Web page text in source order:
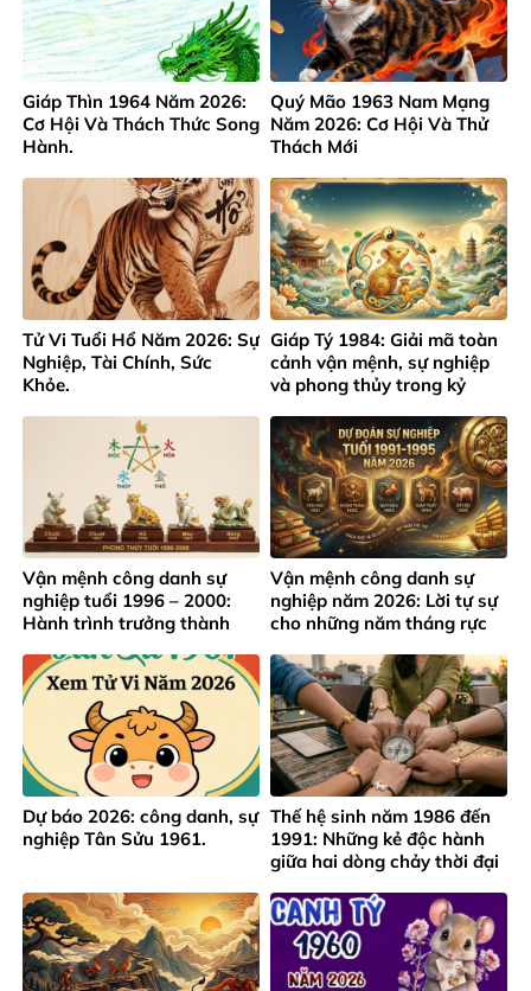
Giáp Thìn 1964 Năm 2026:
Cơ Hội Và Thách Thức Song
Hành.
Quý Mão 1963 Nam Mạng
Năm 2026: Cơ Hội Và Thử
Thách Mới
Tử Vi Tuổi Hổ Năm 2026: Sự
Nghiệp, Tài Chính, Sức
Khỏe.
Giáp Tý 1984: Giải mã toàn
cảnh vận mệnh, sự nghiệp
và phong thủy trong kỷ
Vận mệnh công danh sự
nghiệp tuổi 1996 – 2000:
Hành trình trưởng thành
Vận mệnh công danh sự
nghiệp năm 2026: Lời tự sự
cho những năm tháng rực
Dự báo 2026: công danh, sự
nghiệp Tân Sửu 1961.
Thế hệ sinh năm 1986 đến
1991: Những kẻ độc hành
giữa hai dòng chảy thời đại